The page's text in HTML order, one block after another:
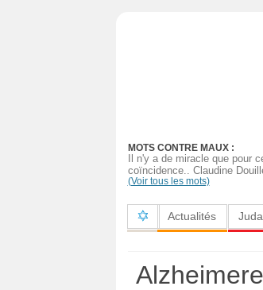
MOTS CONTRE MAUX :
Il n'y a de miracle que pour
coïncidence.. Claudine
(Voir tous les mots)
Actualités